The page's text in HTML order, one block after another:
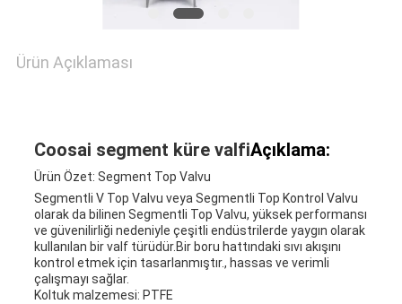
POLICY
Ürün Açıklaması
Coosai segment küre valfiAçıklama:
Ürün Özet: Segment Top Valvu
Segmentli V Top Valvu veya Segmentli Top Kontrol Valvu
olarak da bilinen Segmentli Top Valvu, yüksek performansı
ve güvenilirliği nedeniyle çeşitli endüstrilerde yaygın olarak
kullanılan bir valf türüdür.Bir boru hattındaki sıvı akışını
kontrol etmek için tasarlanmıştır., hassas ve verimli
çalışmayı sağlar.
Koltuk malzemesi: PTFE